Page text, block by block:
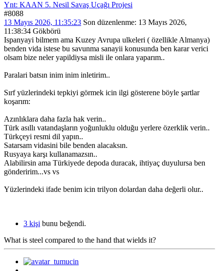
Ynt: KAAN 5. Nesil Savaş Uçağı Projesi
#8088
13 Mayıs 2026, 11:35:23 Son düzenlenme: 13 Mayıs 2026,
11:38:34 Gökbörü
Ispanyayi bilmem ama Kuzey Avrupa ulkeleri ( özellikle Almanya)
benden vida istese bu savunma sanayii konusunda ben karar verici
olsam bize neler yapildiysa misli ile onlara yaparım..
Paralari batsın inim inim inletirim..
Sırf yüzlerindeki tepkiyi görmek icin ilgi gösterene böyle şartlar
koşarım:
Azınlıklara daha fazla hak verin..
Türk asıllı vatandaşların yoğunluklu olduğu yerlere özerklik verin..
Türkçeyi resmi dil yapın..
Satarsam vidasini bile benden alacaksın.
Rusyaya karşı kullanamazsın..
Alabilirsin ama Türkiyede depoda duracak, ihtiyaç duyulursa ben
gönderirim...vs vs
Yüzlerindeki ifade benim icin trilyon dolardan daha değerli olur..
3 kişi bunu beğendi.
What is steel compared to the hand that wields it?